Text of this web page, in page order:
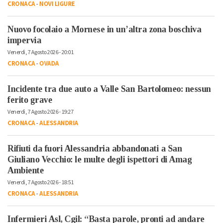
CRONACA-NOVI LIGURE
Nuovo focolaio a Mornese in un’altra zona boschiva
impervia
Venerdì, 7 Agosto 2026 - 20:01
CRONACA-OVADA
Incidente tra due auto a Valle San Bartolomeo: nessun
ferito grave
Venerdì, 7 Agosto 2026 - 19:27
CRONACA-ALESSANDRIA
Rifiuti da fuori Alessandria abbandonati a San
Giuliano Vecchio: le multe degli ispettori di Amag
Ambiente
Venerdì, 7 Agosto 2026 - 18:51
CRONACA-ALESSANDRIA
Infermieri Asl, Cgil: “Basta parole, pronti ad andare